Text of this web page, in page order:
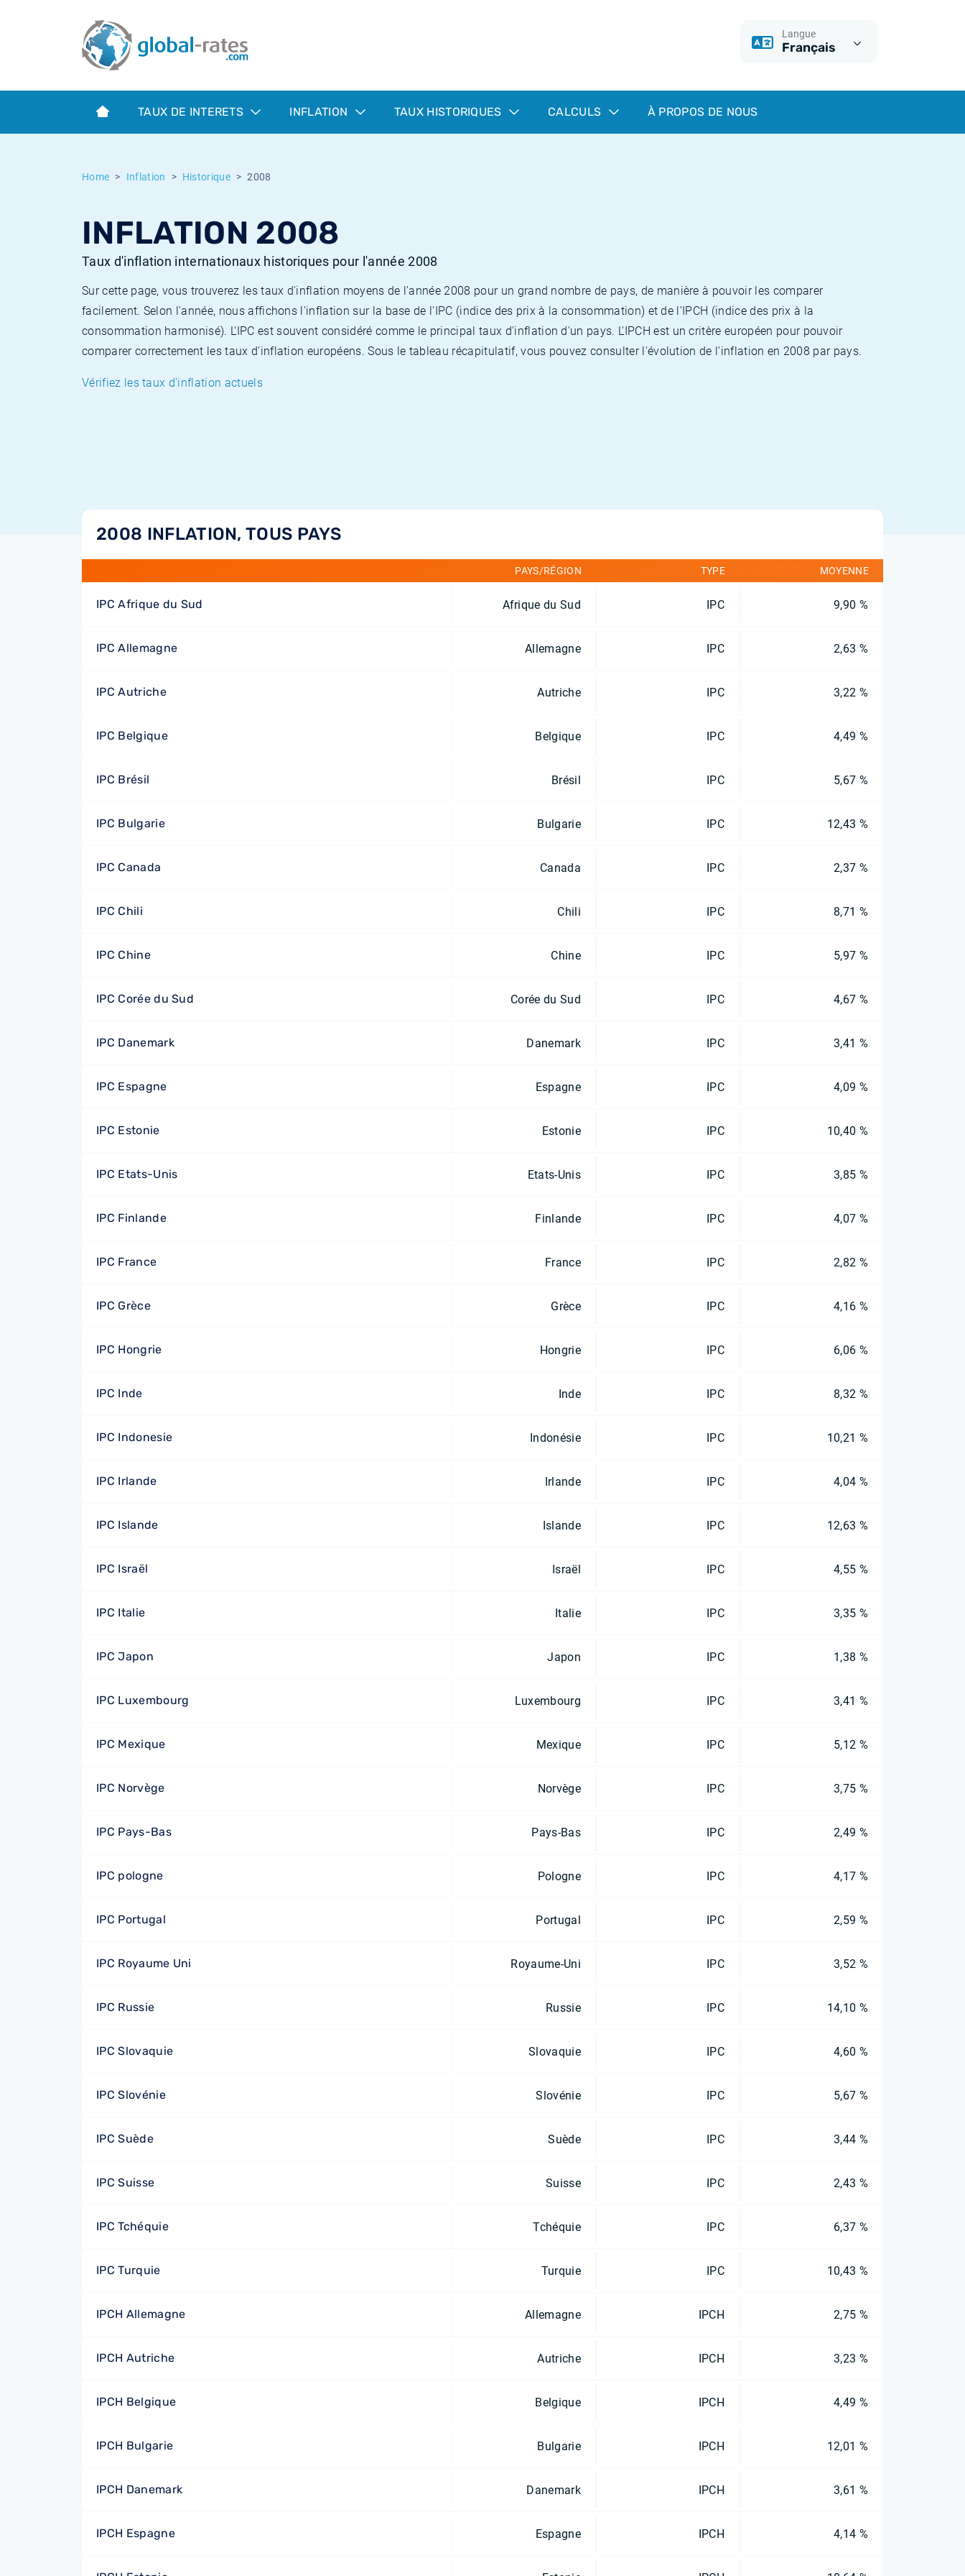
Langue
Français
TAUX DE INTERETS INFLATION TAUX HISTORIQUES CALCULS À PROPOS DE NOUS
Home Inflation Historique 2008
INFLATION 2008
Taux d'inflation internationaux historiques pour l'année 2008
Sur cette page, vous trouverez les taux d'inflation moyens de l'année 2008 pour un grand nombre de pays, de manière à pouvoir les comparer
facilement. Selon l'année, nous affichons l'inflation sur la base de l'IPC (indice des prix à la consommation) et de l'IPCH (indice des prix à la
consommation harmonisé). L'IPC est souvent considéré comme le principal taux d'inflation d'un pays. L'IPCH est un critère européen pour pouvoir
comparer correctement les taux d'inflation européens. Sous le tableau récapitulatif, vous pouvez consulter l'évolution de l'inflation en 2008 par pays.
Vérifiez les taux d'inflation actuels
2008 INFLATION, TOUS PAYS
PAYS/RÉGION TYPE MOYENNE
IPC Afrique du Sud Afrique du Sud IPC 9,90 %
IPC Allemagne Allemagne IPC 2,63 %
IPC Autriche Autriche IPC 3,22 %
IPC Belgique Belgique IPC 4,49 %
IPC Brésil Brésil IPC 5,67 %
IPC Bulgarie Bulgarie IPC 12,43 %
IPC Canada Canada IPC 2,37 %
IPC Chili Chili IPC 8,71 %
IPC Chine Chine IPC 5,97 %
IPC Corée du Sud Corée du Sud IPC 4,67 %
IPC Danemark Danemark IPC 3,41 %
IPC Espagne Espagne IPC 4,09 %
IPC Estonie Estonie IPC 10,40 %
IPC Etats-Unis Etats-Unis IPC 3,85 %
IPC Finlande Finlande IPC 4,07 %
IPC France France IPC 2,82 %
IPC Grèce Grèce IPC 4,16 %
IPC Hongrie Hongrie IPC 6,06 %
IPC Inde Inde IPC 8,32 %
IPC Indonesie Indonésie IPC 10,21 %
IPC Irlande Irlande IPC 4,04 %
IPC Islande Islande IPC 12,63 %
IPC Israël Israël IPC 4,55 %
IPC Italie Italie IPC 3,35 %
IPC Japon Japon IPC 1,38 %
IPC Luxembourg Luxembourg IPC 3,41 %
IPC Mexique Mexique IPC 5,12 %
IPC Norvège Norvège IPC 3,75 %
IPC Pays-Bas Pays-Bas IPC 2,49 %
IPC pologne Pologne IPC 4,17 %
IPC Portugal Portugal IPC 2,59 %
IPC Royaume Uni Royaume-Uni IPC 3,52 %
IPC Russie Russie IPC 14,10 %
IPC Slovaquie Slovaquie IPC 4,60 %
IPC Slovénie Slovénie IPC 5,67 %
IPC Suède Suède IPC 3,44 %
IPC Suisse Suisse IPC 2,43 %
IPC Tchéquie Tchéquie IPC 6,37 %
IPC Turquie Turquie IPC 10,43 %
IPCH Allemagne Allemagne IPCH 2,75 %
IPCH Autriche Autriche IPCH 3,23 %
IPCH Belgique Belgique IPCH 4,49 %
IPCH Bulgarie Bulgarie IPCH 12,01 %
IPCH Danemark Danemark IPCH 3,61 %
IPCH Espagne Espagne IPCH 4,14 %
Term SOFR
Qu'est-ce que l'inflation IPC?
Qu'est-ce que l'inflation IPCH?
Taux Euribor historiques
Taux ESTER historiques
Taux d'inflation historiques
Calculateur d’inflation